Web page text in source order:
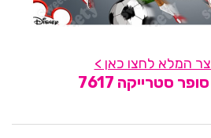
המלא לחצו כאן >
סטרייקה 7617